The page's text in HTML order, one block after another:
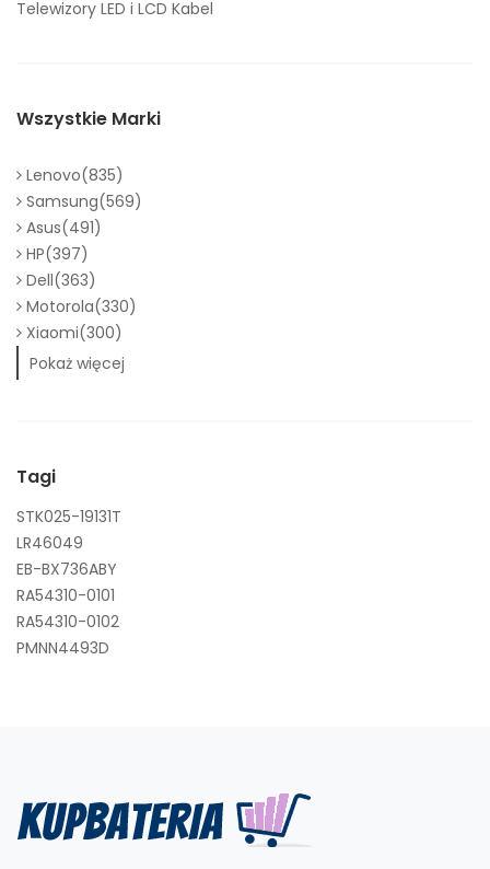
Telewizory LED i LCD Kabel
Wszystkie Marki
Lenovo(835)
Samsung(569)
Asus(491)
HP(397)
Dell(363)
Motorola(330)
Xiaomi(300)
Pokaż więcej
Tagi
STK025-19131T
LR46049
EB-BX736ABY
RA54310-0101
RA54310-0102
PMNN4493D